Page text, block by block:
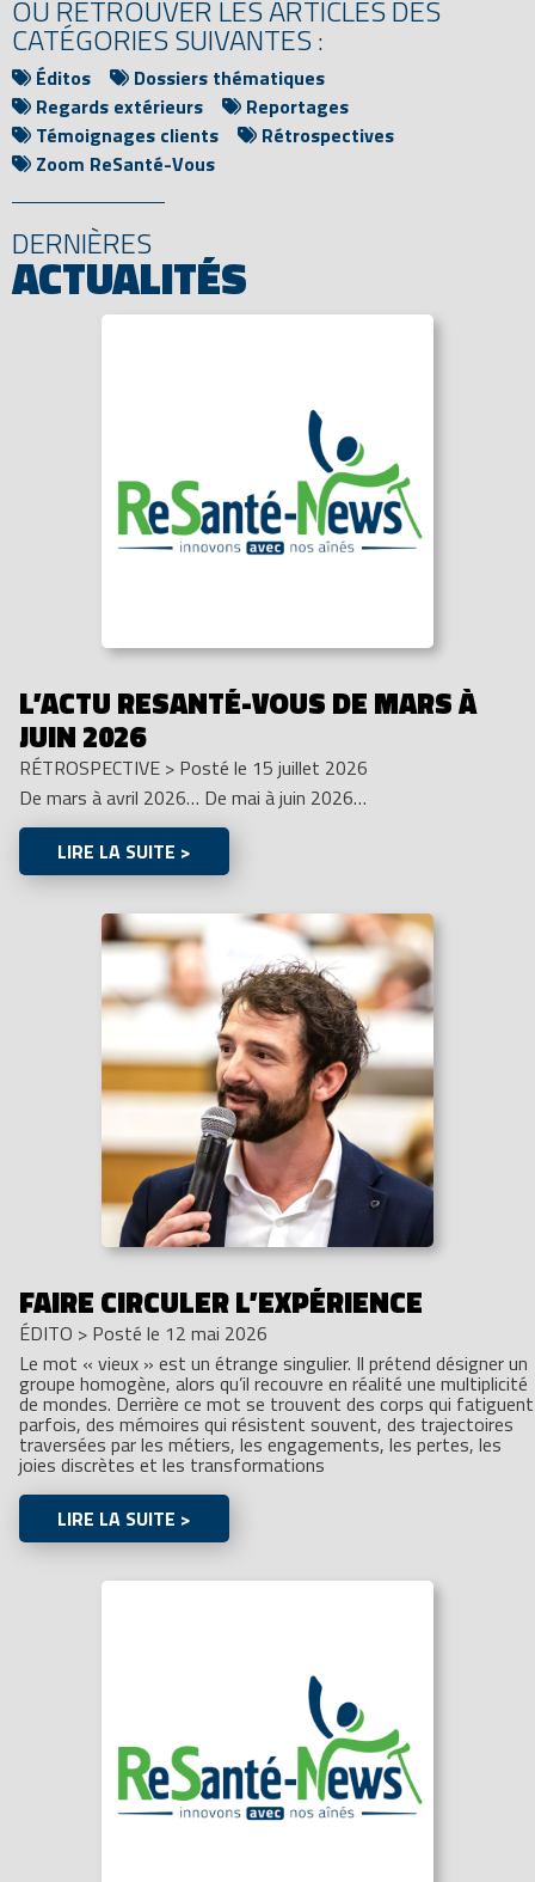
OU RETROUVER LES ARTICLES DES
CATÉGORIES SUIVANTES :
Éditos
Dossiers thématiques
Regards extérieurs
Reportages
Témoignages clients
Rétrospectives
Zoom ReSanté-Vous
DERNIÈRES
ACTUALITÉS
L’ACTU RESANTÉ-VOUS DE MARS À
JUIN 2026
RÉTROSPECTIVE > Posté le 15 juillet 2026
De mars à avril 2026… De mai à juin 2026…
LIRE LA SUITE >
FAIRE CIRCULER L’EXPÉRIENCE
ÉDITO > Posté le 12 mai 2026
Le mot « vieux » est un étrange singulier. Il prétend désigner un
groupe homogène, alors qu’il recouvre en réalité une multiplicité
de mondes. Derrière ce mot se trouvent des corps qui fatiguent
parfois, des mémoires qui résistent souvent, des trajectoires
traversées par les métiers, les engagements, les pertes, les
joies discrètes et les transformations
LIRE LA SUITE >